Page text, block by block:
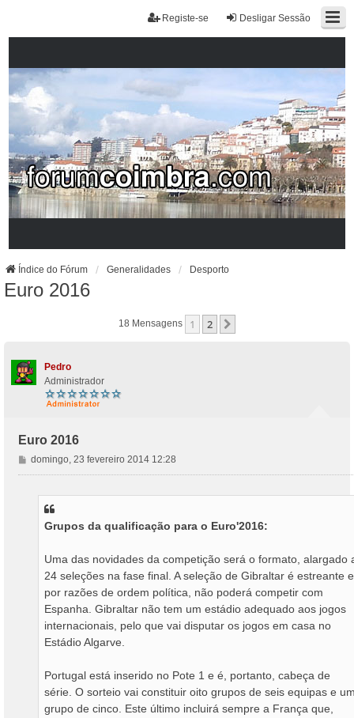
Desligar Sessão
Registe-se
Índice do Fórum Generalidades Desporto
Euro 2016
18 Mensagens 1 2
Pedro
Administrador
Euro 2016
M
e
domingo, 23 fevereiro 2014 12:28
Grupos da qualificação para o Euro'2016:
Uma das novidades da competição será o formato, alargado
24 seleções na fase final. A seleção de Gibraltar é estreante
por razões de ordem política, não poderá competir com
Espanha. Gibraltar não tem um estádio adequado aos jogos
internacionais, pelo que vai disputar os jogos em casa no
Estádio Algarve.
Portugal está inserido no Pote 1 e é, portanto, cabeça de
série. O sorteio vai constituir oito grupos de seis equipas e
grupo de cinco. Este último incluirá sempre a França que,